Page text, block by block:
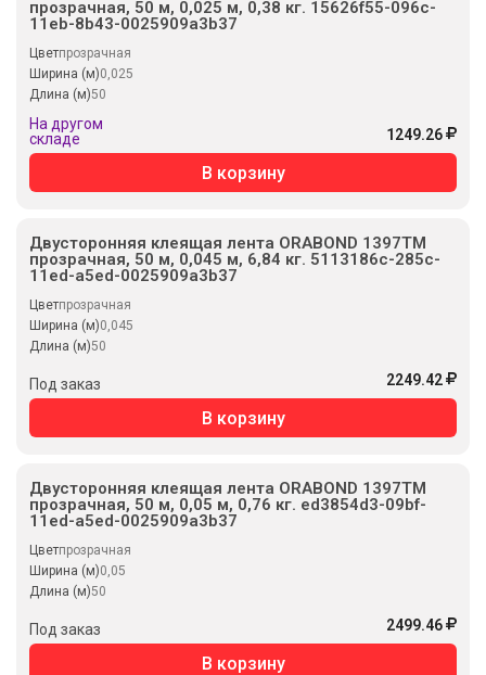
прозрачная, 50 м, 0,025 м, 0,38 кг. 15626f55-096c-
11eb-8b43-0025909a3b37
Цветпрозрачная
Ширина (м)0,025
Длина (м)50
На другом
складе
1249.26
В корзину
Двусторонняя клеящая лента ORABOND 1397TM
прозрачная, 50 м, 0,045 м, 6,84 кг. 5113186c-285c-
11ed-a5ed-0025909a3b37
Цветпрозрачная
Ширина (м)0,045
Длина (м)50
Под заказ 2249.42
В корзину
Двусторонняя клеящая лента ORABOND 1397TM
прозрачная, 50 м, 0,05 м, 0,76 кг. ed3854d3-09bf-
11ed-a5ed-0025909a3b37
Цветпрозрачная
Ширина (м)0,05
Длина (м)50
Под заказ 2499.46
В корзину